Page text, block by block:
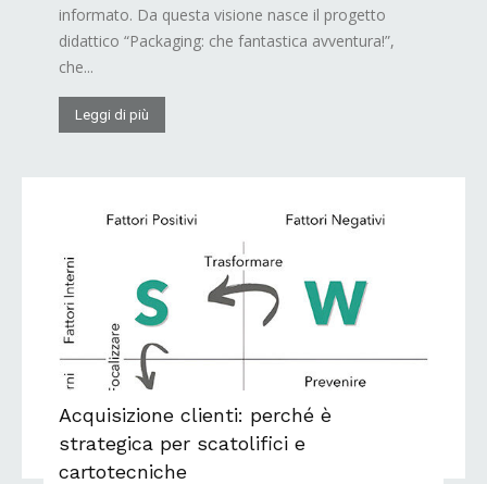
informato. Da questa visione nasce il progetto
didattico “Packaging: che fantastica avventura!”,
che...
Leggi di più
Acquisizione clienti: perché è
strategica per scatolifici e
cartotecniche